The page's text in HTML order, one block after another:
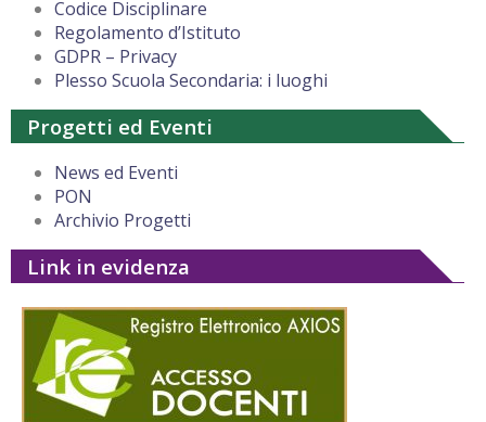
Codice Disciplinare
Regolamento d’Istituto
GDPR – Privacy
Plesso Scuola Secondaria: i luoghi
Progetti ed Eventi
News ed Eventi
PON
Archivio Progetti
Link in evidenza